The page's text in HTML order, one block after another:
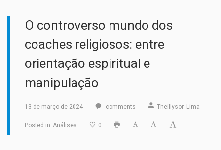
O controverso mundo dos
coaches religiosos: entre
orientação espiritual e
manipulação
13 de março de 2024 comments Theillyson Lima
Posted in Análises 0